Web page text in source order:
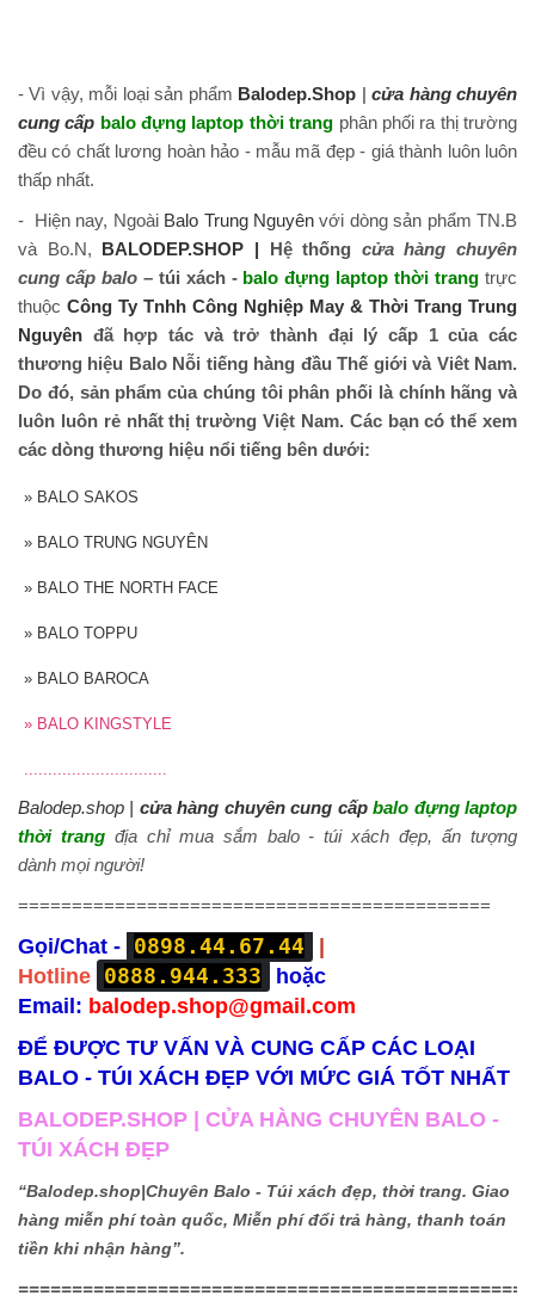
- Vì vậy, mỗi loại sản phẩm Balodep.Shop |cửa hàng chuyên
cung cấp balo đựng laptop thời trang phân phối ra thị trường
đều có chất lương hoàn hảo - mẫu mã đẹp - giá thành luôn luôn
thấp nhất.
- Hiện nay, Ngoài Balo Trung Nguyênvới dòng sản phẩm TN.B
và Bo.N, BALODEP.SHOP | Hệ thống cửa hàng chuyên
cung cấp balo– túi xách - balo đựng laptop thời trang trực
thuộc Công Ty Tnhh Công Nghiệp May & Thời Trang Trung
Nguyên đã hợp tác và trở thành đại lý cấp 1 của các
thương hiệu Balo Nỗi tiếng hàng đầu Thế giới và Viêt Nam.
Do đó, sản phẩm của chúng tôi phân phối là chính hãng và
luôn luôn rẻ nhất thị trường Việt Nam. Các bạn có thể xem
các dòng thương hiệu nổi tiếng bên dưới:
» BALO SAKOS
» BALO TRUNG NGUYÊN
» BALO THE NORTH FACE
» BALO TOPPU
» BALO BAROCA
» BALO KINGSTYLE
..............................
Balodep.shop | cửa hàng chuyên cung cấpbalo đựng laptop
thời trang địa chỉ mua sắm balo - túi xách đẹp, ấn tượng
dành mọi người!
============================================
Gọi/Chat - 0898.44.67.44
Hotline 0888.944.333
hoặc
Email: balodep.shop@gmail.com
ĐỂ ĐƯỢC TƯ VẤN VÀ CUNG CẤP CÁC LOẠI
BALO - TÚI XÁCH ĐẸP VỚI MỨC GIÁ TỐT NHẤT
BALODEP.SHOP | CỬA HÀNG CHUYÊN BALO -
TÚI XÁCH ĐẸP
“Balodep.shop|Chuyên Balo - Túi xách đẹp, thời trang. Giao
hàng miễn phí toàn quốc, Miễn phí đổi trả hàng, thanh toán
tiền khi nhận hàng”.